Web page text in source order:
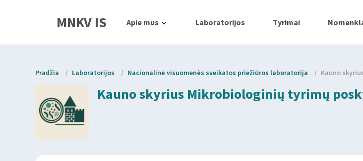
MNKV IS Apie mus Laboratorijos Tyrimai
Pradžia / Laboratorijos / Nacionalinė visuomenės sveikatos priežiūros laboratorija / Kauno
Kauno skyrius Mikrobiologinių tyrimų